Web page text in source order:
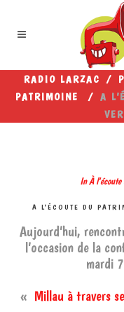
RADIO LARZAC /
PATRIMOINE
/ A
In À l'écoute
A L’ÉCOUTE DU
Aujourd’hui,
l’occasion de la
mardi
« Millau à travers